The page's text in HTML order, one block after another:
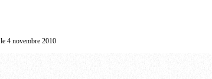
le 4 novembre 2010